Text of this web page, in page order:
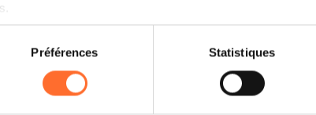
le site et certaines fonctionnalités (ex : lecture de
de lecture vidéo, personnalisation de l’affichage du
des cookies non nécessaires.
Préférences Statistiques
L’histoire récente, c’est la crise
Comment s’est passée votre année
Le fait de servir plusieurs
fournissons à la fois l’industrie,
construction et nous avons même